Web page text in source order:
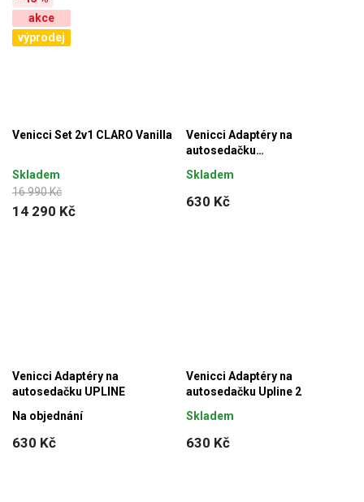
akce
výprodej
Venicci Set 2v1 CLARO Vanilla
16 990 Kč
14 290 Kč
Skladem
Venicci Adaptéry na
autosedačku
630 Kč
Skladem
Venicci Adaptéry na
autosedačku UPLINE
630 Kč
Na objednání
Venicci Adaptéry na
autosedačku Upline 2
630 Kč
Skladem